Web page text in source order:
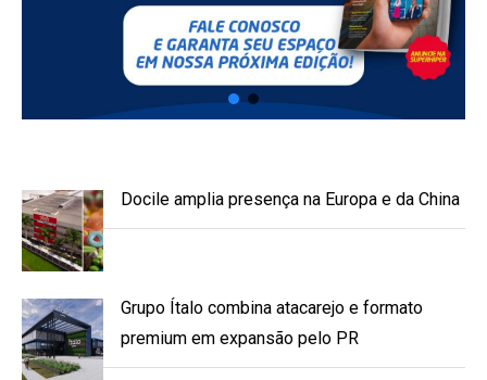
Docile amplia presença na Europa e da China
Grupo Ítalo combina atacarejo e formato
premium em expansão pelo PR